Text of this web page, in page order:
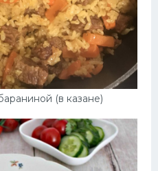
(в казане)